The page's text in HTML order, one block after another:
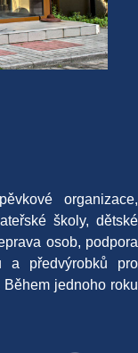
organizace,
školy, dětské
osob, podpora
a předvýrobků pro
jednoho roku